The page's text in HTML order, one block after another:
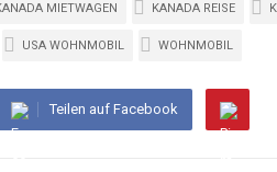
MIETWAGEN KANADA REISE
USA WOHNMOBIL WOHNMOBIL
Teilen auf Facebook